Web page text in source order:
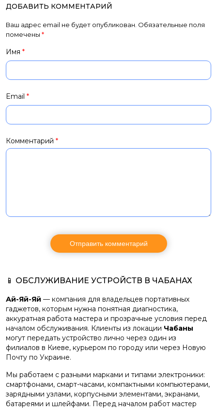
ДОБАВИТЬ КОММЕНТАРИЙ
Ваш адрес email не будет опубликован. Обязательные поля
помечены *
Имя *
Email *
Комментарий *
📱 ОБСЛУЖИВАНИЕ УСТРОЙСТВ В ЧАБАНАХ
Ай-Яй-Яй — компания для владельцев портативных
гаджетов, которым нужна понятная диагностика,
аккуратная работа мастера и прозрачные условия перед
началом обслуживания. Клиенты из локации Чабаны
могут передать устройство лично через один из
филиалов в Киеве, курьером по городу или через Новую
Почту по Украине.
Мы работаем с разными марками и типами электроники:
смартфонами, смарт-часами, компактными компьютерами,
зарядными узлами, корпусными элементами, экранами,
батареями и шлейфами. Перед началом работ мастер